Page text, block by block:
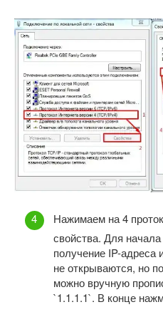
Нажимаем на 4
свойства. Для
получение IP-адреса
не открываются, но
можно вручную
`1.1.1.1`. В конце